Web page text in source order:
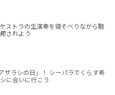
ストラの生演奏を寝そべりながら聴
されよう
ザラシの日」！ シーパラでくらす希
に会いに行こう